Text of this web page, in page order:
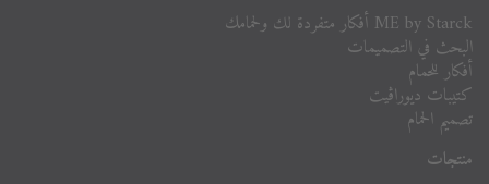
ME by Starck أفكار متفردة لك ولحمامك
البحث في التصميمات
أفكار للحمام
كتيبات ديوراڨيت
تصميم الحمام
منتجات